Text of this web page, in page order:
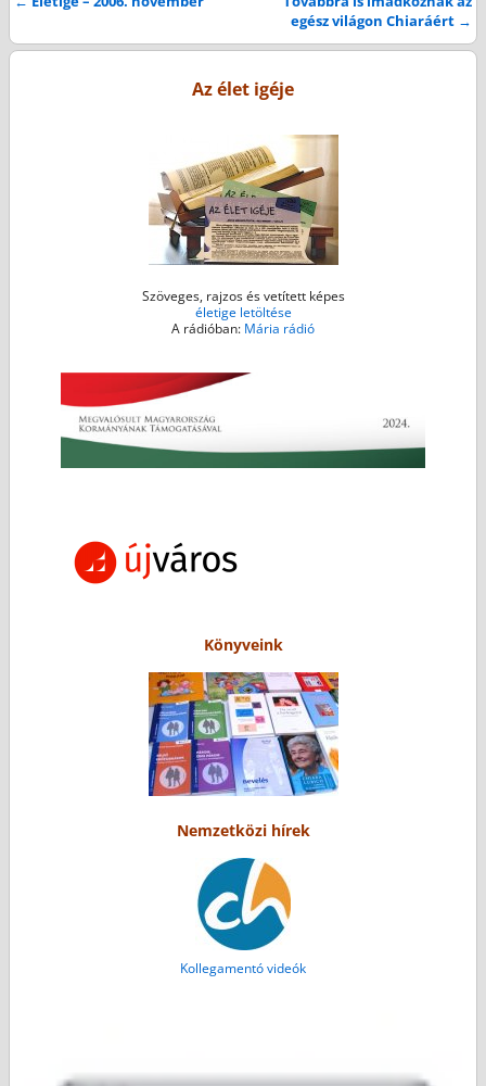
o
e
n
A
p
p
egész világon Chiaráért →
Az élet igéje
Szöveges, rajzos és vetített képes
életige letöltése
A rádióban: Mária rádió
Könyveink
Nemzetközi hírek
Kollegamentó videók